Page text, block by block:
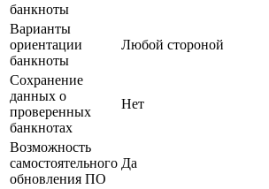
банкноты
Варианты
ориентации
банкноты
Любой стороной
Сохранение
данных о
проверенных
банкнотах
Нет
Возможность
самостоятельного
обновления ПО
Да